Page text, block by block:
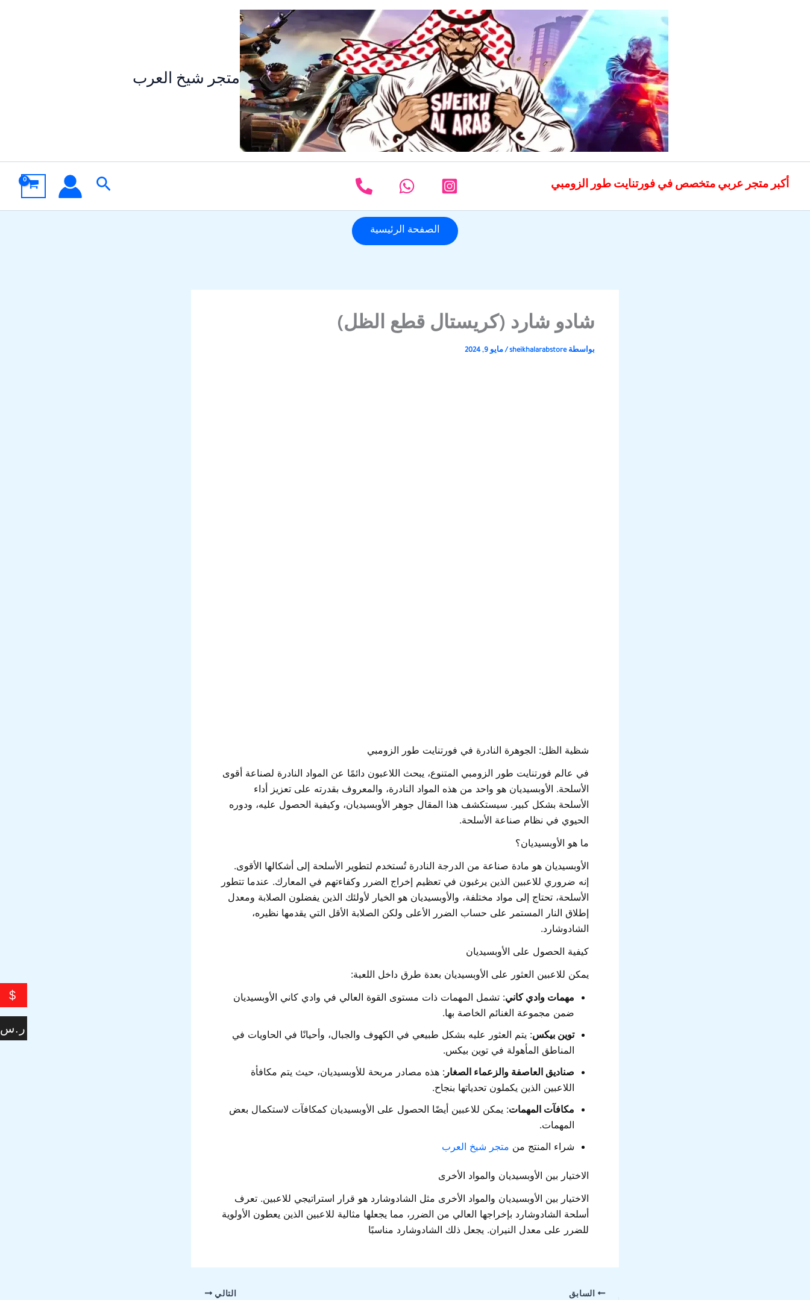
متجر شيخ العرب
أكبر متجر عربي متخصص في فورتنايت طور الزومبي البحث
الصفحة الرئيسية
شادو شارد (كريستال قطع الظل)
بواسطة sheikhalarabstore
/مايو 9, 2024
شظية الظل: الجوهرة النادرة في فورتنايت طور الزومبي
في عالم فورتنايت طور الزومبي المتنوع، يبحث اللاعبون دائمًا عن المواد النادرة لصناعة أقوى
الأسلحة. الأوبسيديان هو واحد من هذه المواد النادرة، والمعروف بقدرته على تعزيز أداء
الأسلحة بشكل كبير. سيستكشف هذا المقال جوهر الأوبسيديان، وكيفية الحصول عليه، ودوره
الحيوي في نظام صناعة الأسلحة.
ما هو الأوبسيديان؟
الأوبسيديان هو مادة صناعة من الدرجة النادرة تُستخدم لتطوير الأسلحة إلى أشكالها الأقوى.
إنه ضروري للاعبين الذين يرغبون في تعظيم إخراج الضرر وكفاءتهم في المعارك. عندما تتطور
الأسلحة، تحتاج إلى مواد مختلفة، والأوبسيديان هو الخيار لأولئك الذين يفضلون الصلابة ومعدل
إطلاق النار المستمر على حساب الضرر الأعلى ولكن الصلابة الأقل التي يقدمها نظيره،
الشادوشارد.
كيفية الحصول على الأوبسيديان
يمكن للاعبين العثور على الأوبسيديان بعدة طرق داخل اللعبة:
مهمات وادي كاني: تشمل المهمات ذات مستوى القوة العالي في وادي كاني الأوبسيديان
ضمن مجموعة الغنائم الخاصة بها.
توين بيكس: يتم العثور عليه بشكل طبيعي في الكهوف والجبال، وأحيانًا في الحاويات في
المناطق المأهولة في توين بيكس.
صناديق العاصفة والزعماء الصغار : هذه مصادر مربحة للأوبسيديان، حيث يتم مكافأة
اللاعبين الذين يكملون تحدياتها بنجاح.
مكافآت المهمات: يمكن للاعبين أيضًا الحصول على الأوبسيديان كمكافآت لاستكمال بعض
المهمات.
شراء المنتج من متجر شيخ العرب
الاختيار بين الأوبسيديان والمواد الأخرى
الاختيار بين الأوبسيديان والمواد الأخرى مثل الشادوشارد هو قرار استراتيجي للاعبين. تعرف
أسلحة الشادوشارد بإخراجها العالي من الضرر، مما يجعلها مثالية للاعبين الذين يعطون الأولوية
للضرر على معدل النيران. يجعل ذلك الشادوشارد مناسبًا
السابق التالي
$
ر.س